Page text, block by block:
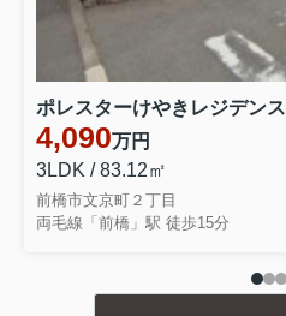
ポレスターけやきレジデンス
4,090万円
3LDK / 83.12㎡
前橋市文京町２丁目
両毛線「前橋」駅 徒歩15分